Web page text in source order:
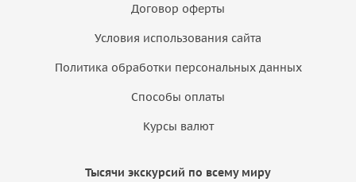
Договор оферты
Условия использования сайта
Политика обработки персональных данных
Способы оплаты
Курсы валют
Тысячи экскурсий по всему миру